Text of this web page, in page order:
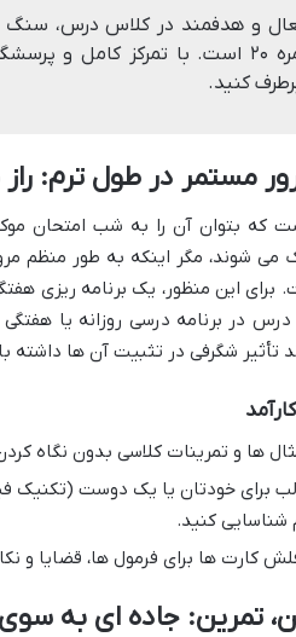
و هدفمند در کلاس درس، سنگ
کسب نمره ۲۰ است. با تمرکز کامل
کنید.
مستمر در طول ترم:
که بتوان آن را به شب امتحان
شوند، مگر اینکه به طور منظم
برای این منظور، یک برنامه ریزی
تأثیر شگرفی در تثبیت آن ها داشته
ها و تمرینات کلاسی بدون نگاه
برای خودتان یا یک دوست (تکنیک
شناسایی کنید.
کارت ها برای فرمول ها، قضایا و
تمرین: جاده ای به